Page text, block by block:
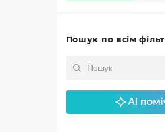
Пошук по всім
AI